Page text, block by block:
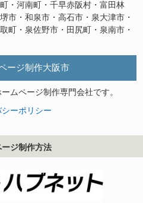
・河南町・千早赤阪村・富田林
市・和泉市・高石市・泉大津市・
町・泉佐野市・田尻町・泉南市・
ージ制作大阪市
ムページ制作専門会社です。
ーポリシー
ジ制作方法